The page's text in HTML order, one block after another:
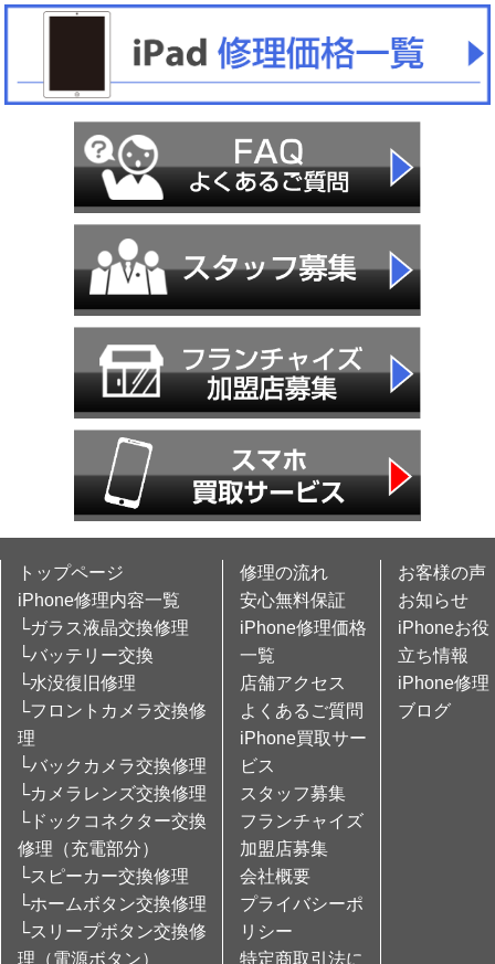
トップページ
iPhone修理内容一覧
└ガラス液晶交換修理
└バッテリー交換
└水没復旧修理
└フロントカメラ交換修
理
└バックカメラ交換修理
└カメラレンズ交換修理
└ドックコネクター交換
修理（充電部分）
└スピーカー交換修理
└ホームボタン交換修理
└スリープボタン交換修
理（電源ボタン）
修理の流れ
安心無料保証
iPhone修理価格
一覧
店舗アクセス
よくあるご質問
iPhone買取サー
ビス
スタッフ募集
フランチャイズ
加盟店募集
会社概要
プライバシーポ
リシー
特定商取引法に
お客様の声
お知らせ
iPhoneお役
立ち情報
iPhone修理
ブログ